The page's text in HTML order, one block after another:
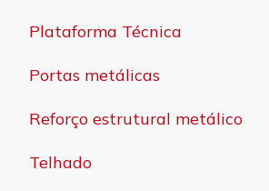
Plataforma Técnica
Portas metálicas
Reforço estrutural metálico
Telhado